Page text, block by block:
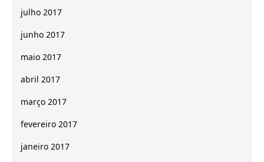
julho 2017
junho 2017
maio 2017
abril 2017
março 2017
fevereiro 2017
janeiro 2017